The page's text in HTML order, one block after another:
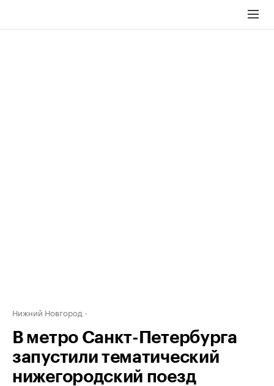
Нижний Новгород
В метро Санкт-Петербурга
запустили тематический
нижегородский поезд